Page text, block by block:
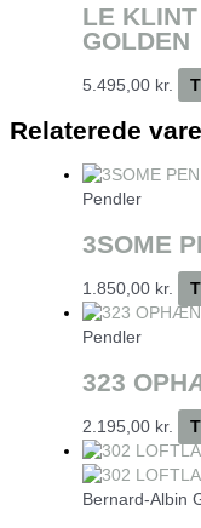
LE
GOLDEN
5.495,00 kr.
Relaterede
Pendler
3SOME
1.850,00 kr.
Pendler
323
2.195,00 kr.
Bernard-Albin